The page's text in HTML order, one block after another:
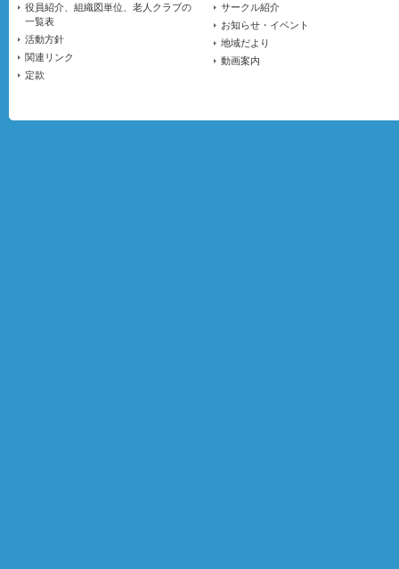
役員紹介、組織図単位、老人クラブの
一覧表
活動方針
関連リンク
定款
サークル紹介
お知らせ・イベント
地域だより
動画案内